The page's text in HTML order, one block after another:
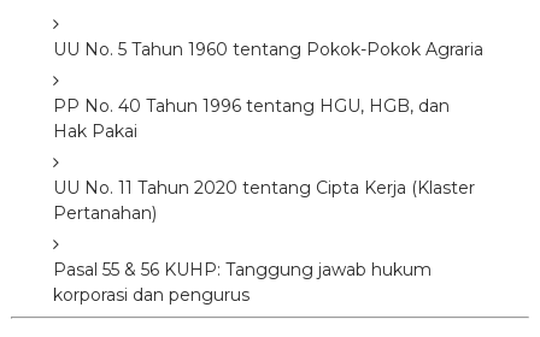
UU No. 5 Tahun 1960 tentang Pokok-Pokok Agraria
PP No. 40 Tahun 1996 tentang HGU, HGB, dan
Hak Pakai
UU No. 11 Tahun 2020 tentang Cipta Kerja (Klaster
Pertanahan)
Pasal 55 & 56 KUHP: Tanggung jawab hukum
korporasi dan pengurus